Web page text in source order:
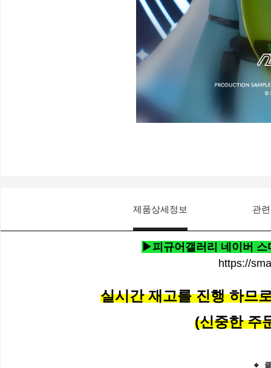
제품상세정보 관
▶피규어갤러리 네이버 스
https://
실시간 재고를 진행 하므
(신중한 주
🔹